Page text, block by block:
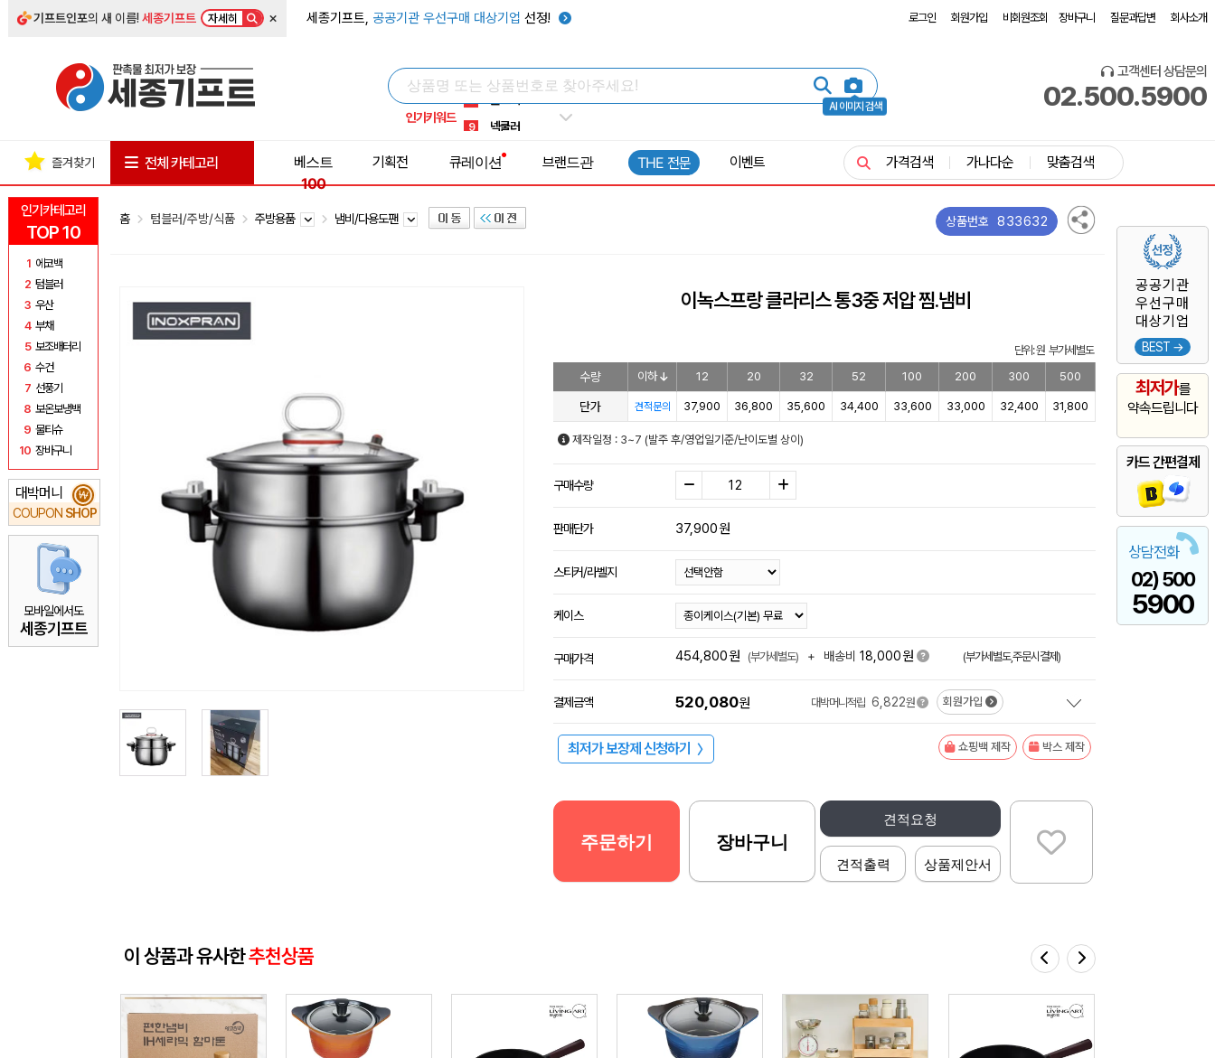
기프트인포의 새 이름!세종기프트 자세히 × 세종기프트, 공공기관 우선구매 대상기업 선정! 로그인 회원가입 비회원조회 장바구니 질문과답변 회사소개
AI 이미지 검색
인기키워드
5 키캡
8 쿨토시
9 넥쿨러
1 선풍기
고객센터 상담문의
02.500.5900
인기카테고리
TOP 10
1 에코백
2 텀블러
3 우산
4 부채
5 보조배터리
6 수건
7 선풍기
8 보온보냉백
9 물티슈
10 장바구니
대박머니
COUPON SHOP
₩
모바일에서도
세종기프트
공공기관
우선구매
대상기업
BEST →
최저가를
약속드립니다
카드 간편결제
상담전화
02) 500
5900
즐겨찾기 전체 카테고리
베스트
100
기획전 큐레이션 브랜드관 THE 전문 이벤트 가격검색 가나다순 맞춤검색
홈 텀블러/주방/식품 주방용품 냄비/다용도팬 상품번호 833632
이녹스프랑 클라리스 통3중 저압 찜.냄비
단위: 원 부가세별도
수량 이하 12 20 32 52 100 200 300 500
단가 견적문의 37,900 36,800 35,600 34,400 33,600 33,000 32,400 31,800
제작일정 : 3~7 (발주 후/영업일기준/난이도별 상이)
구매수량
판매단가 37,900원
스티커/라벨지
케이스
구매가격 454,800원 (부가세별도) + 배송비 18,000원 (부가세별도,주문시결제)
결제금액 520,080원 대박머니적립 6,822원 회원가입
최저가 보장제 신청하기 〉 쇼핑백 제작 박스 제작
견적요청
견적출력 상품제안서
주문하기 장바구니
이 상품과 유사한추천상품